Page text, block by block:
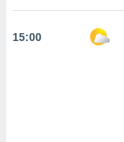
nuestra
15:00